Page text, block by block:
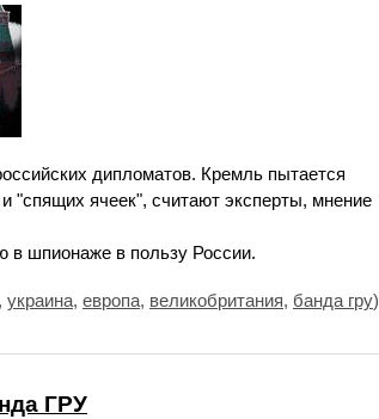
дипломатов. Кремль пытается
"спящих ячеек", считают эксперты, мнение
в шпионаже в пользу России.
, украина, европа, великобритания, банда гру)
ГРУ